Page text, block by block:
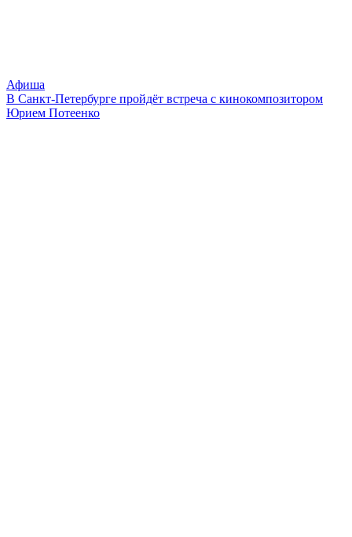
Афиша
В Санкт-Петербурге пройдёт встреча с кинокомпозитором
Юрием Потеенко